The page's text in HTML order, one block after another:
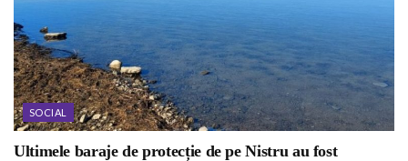
SOCIAL
Ultimele baraje de protecție de pe Nistru au fost